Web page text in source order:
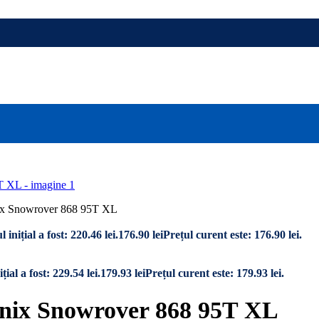
Snowrover 868 95T XL
inițial a fost: 220.46 lei.176.90 leiPrețul curent este: 176.90 lei.
a fost: 229.54 lei.179.93 leiPrețul curent este: 179.93 lei.
Snowrover 868 95T XL